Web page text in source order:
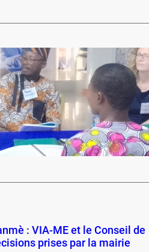
: Mercy Ships outille les
2023
: Mercy Ships outille les
: VIA-ME et le Conseil de
prises par la mairie